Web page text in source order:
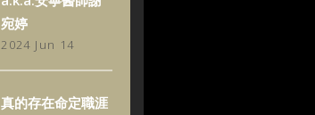
宛婷
2024 Jun 14
真的存在命定職涯